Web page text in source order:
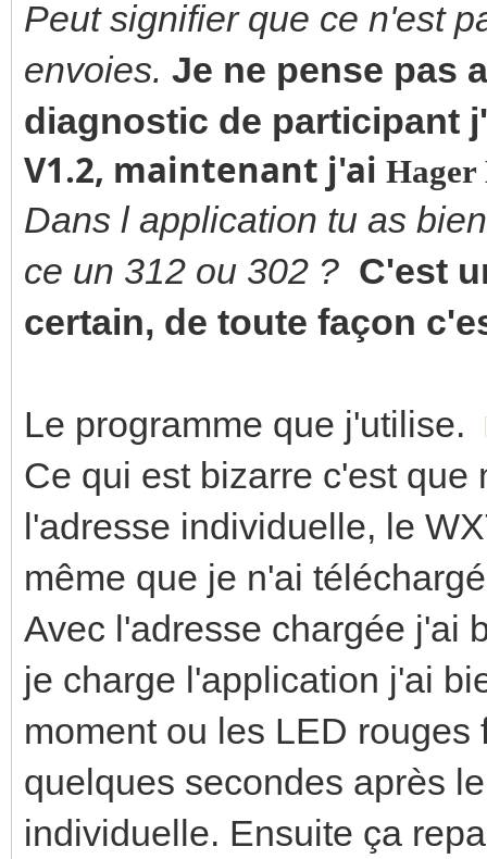
Peut signifier que ce n'est
envoies. Je ne pense pas
diagnostic de participant
V1.2, maintenant j'ai Hager
Dans l application tu as
ce un 312 ou 302 ? C'est
certain, de toute façon
Le programme que j'utilise.
Ce qui est bizarre c'est
l'adresse individuelle, le
même que je n'ai
Avec l'adresse chargée j'ai
je charge l'application j'ai
moment ou les LED rouges
quelques secondes après
individuelle. Ensuite ça